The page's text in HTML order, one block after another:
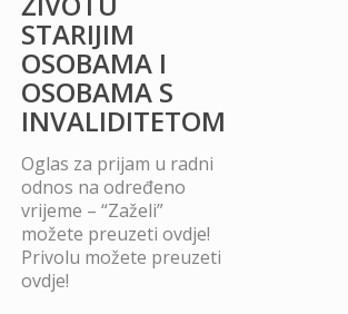
STARIJIM
OSOBAMA I
OSOBAMA S
INVALIDITETOM
Oglas za prijam u radni
odnos na određeno
vrijeme – “Zaželi”
možete preuzeti ovdje!
Privolu možete preuzeti
ovdje!